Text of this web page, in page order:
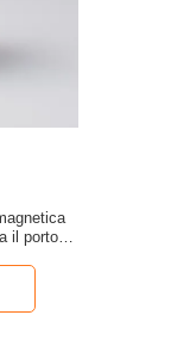
il porto di